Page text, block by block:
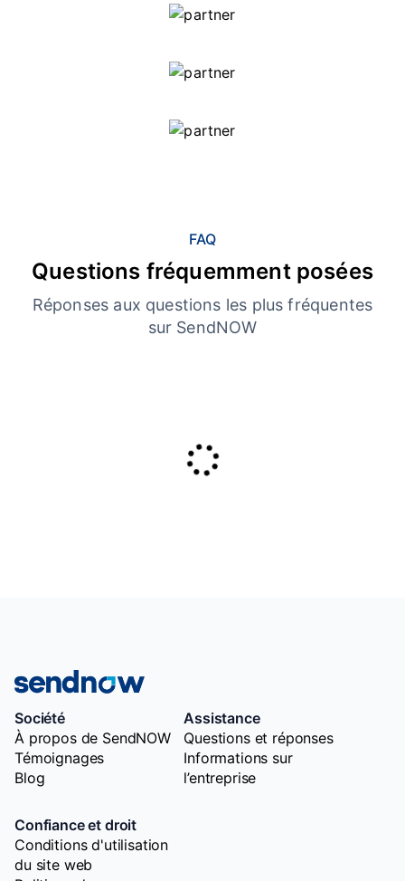
FAQ
Questions fréquemment posées
Réponses aux questions les plus fréquentes
sur SendNOW
Société
À propos de SendNOW
Témoignages
Blog
Assistance
Questions et réponses
Informations sur
l’entreprise
Confiance et droit
Conditions d'utilisation
du site web